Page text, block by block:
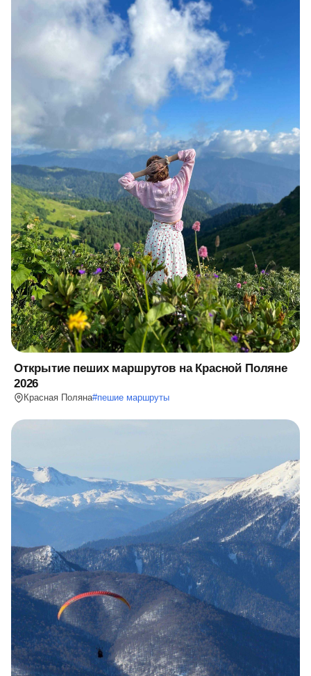
Открытие пеших маршрутов на Красной Поляне
2026
Красная Поляна#пешие маршруты